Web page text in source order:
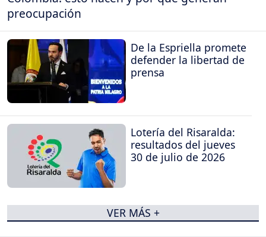
preocupación
De la Espriella promete
defender la libertad de
prensa
Lotería del Risaralda:
resultados del jueves
30 de julio de 2026
VER MÁS +